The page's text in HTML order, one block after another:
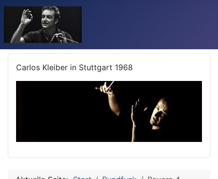
Carlos Kleiber in Stuttgart 1968